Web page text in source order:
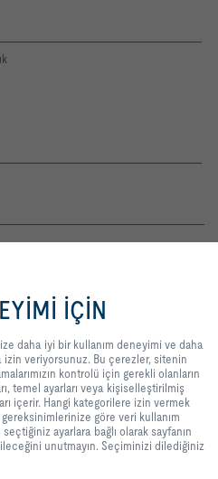
iyi bir kullanım deneyimi
kolay bir alışveriş süreci
izin veriyorsunuz. Bu
sitenin çalışması,
ve
kontrolü için
yanı sıra sadece
amaçları, temel ayarları
içeriği
için kullanılanları
kategorilere izin
İÇİN
daha iyi bir kullanım deneyimi ve daha
izin veriyorsunuz. Bu çerezler, sitenin
kontrolü için gerekli olanların
temel ayarları veya kişiselleştirilmiş
içerir. Hangi kategorilere izin vermek
göre veri kullanım
ayarlara bağlı olarak sayfanın
unutmayın. Seçiminizi dilediğiniz